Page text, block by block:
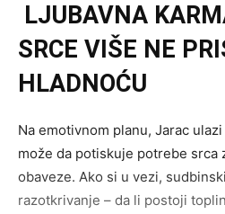
LJUBAVNA
SRCE VIŠE NE
HLADNOĆU
Na emotivnom planu, Jarac
može da potiskuje potrebe srca
obaveze. Ako si u vezi,
razotkrivanje – da li postoji